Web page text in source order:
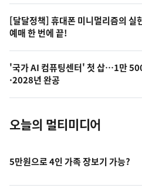
오
늘
의
사
진
[달달정책] 휴대폰 미니멀리즘의 실
예매 한 번에 끝!
'국가 AI 컴퓨팅센터' 첫 삽…1만
·2028년 완공
오늘의 멀티미디어
5만원으로 4인 가족 장보기 가능?